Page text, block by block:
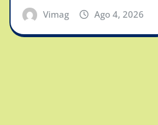
Vimag Ago 4, 2026